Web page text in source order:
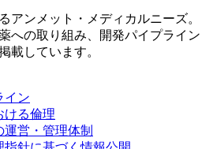
アンメット・メディカルニーズ。
への取り組み、開発パイプライン
載しています。
イン
ける倫理
営・管理体制